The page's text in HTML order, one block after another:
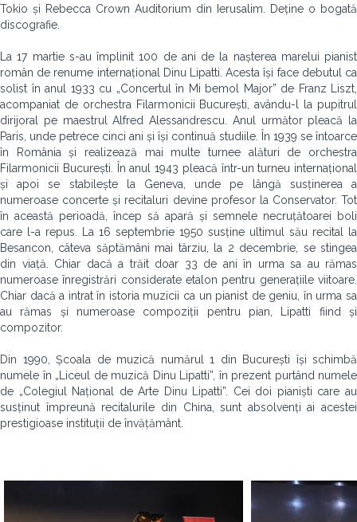
Tokio și Rebecca Crown Auditorium din Ierusalim. Deține o bogată
discografie.
La 17 martie s-au împlinit 100 de ani de la nașterea marelui pianist
român de renume internațional Dinu Lipatti. Acesta își face debutul ca
solist în anul 1933 cu „Concertul în Mi bemol Major” de Franz Liszt,
acompaniat de orchestra Filarmonicii București, avându-l la pupitrul
dirijoral pe maestrul Alfred Alessandrescu. Anul următor pleacă la
Paris, unde petrece cinci ani și își continuă studiile. În 1939 se întoarce
în România și realizează mai multe turnee alături de orchestra
Filarmonicii București. În anul 1943 pleacă într-un turneu internațional
și apoi se stabilește la Geneva, unde pe lângă susținerea a
numeroase concerte și recitaluri devine profesor la Conservator. Tot
în această perioadă, încep să apară și semnele necruțătoarei boli
care l-a repus. La 16 septembrie 1950 susține ultimul său recital la
Besancon, câteva săptămâni mai târziu, la 2 decembrie, se stingea
din viață. Chiar dacă a trăit doar 33 de ani în urma sa au rămas
numeroase înregistrări considerate etalon pentru generațiile viitoare.
Chiar dacă a intrat în istoria muzicii ca un pianist de geniu, în urma sa
au rămas și numeroase compoziții pentru pian, Lipatti fiind și
compozitor.
Din 1990, Școala de muzică numărul 1 din București își schimbă
numele în „Liceul de muzică Dinu Lipatti”, în prezent purtând numele
de „Colegiul Național de Arte Dinu Lipatti”. Cei doi pianiști care au
susținut împreună recitalurile din China, sunt absolvenți ai acestei
prestigioase instituții de învățământ.